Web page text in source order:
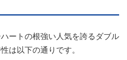
ートの根強い人気を誇るダブル
は以下の通りです。